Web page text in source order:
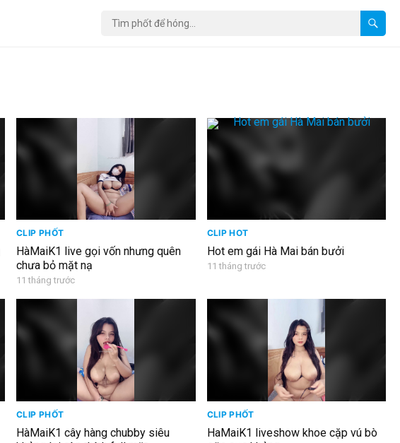
CLIP PHỐT
HàMaiK1 live gọi vốn nhưng quên
chưa bỏ mặt nạ
11 tháng trước
CLIP HOT
Hot em gái Hà Mai bán bưởi
11 tháng trước
CLIP PHỐT
HàMaiK1 cây hàng chubby siêu
CLIP PHỐT
HaMaiK1 liveshow khoe cặp vú bò